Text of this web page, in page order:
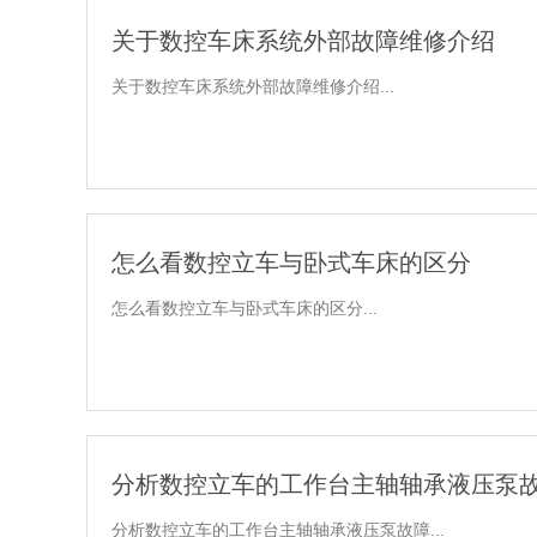
关于数控车床系统外部故障维修介绍
关于数控车床系统外部故障维修介绍...
怎么看数控立车与卧式车床的区分
怎么看数控立车与卧式车床的区分...
分析数控立车的工作台主轴轴承液压泵
分析数控立车的工作台主轴轴承液压泵故障...